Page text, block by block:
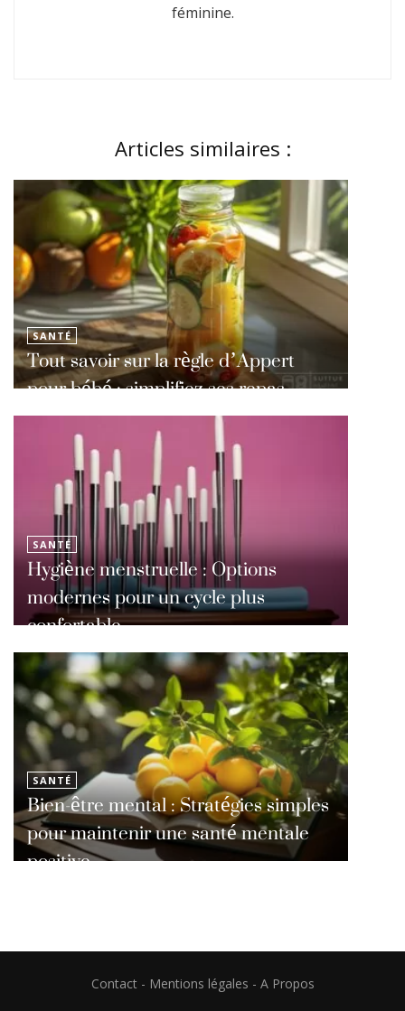
féminine.
Articles similaires :
SANTÉ
Tout savoir sur la règle d’Appert
pour bébé : simplifiez ses repas
SANTÉ
Hygiène menstruelle : Options
modernes pour un cycle plus
confortable
SANTÉ
Bien-être mental : Stratégies simples
pour maintenir une santé mentale
positive
Contact- Mentions légales - A Propos